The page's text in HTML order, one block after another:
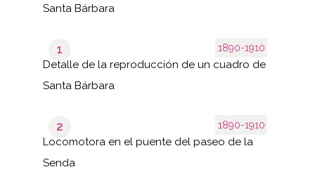
Santa Bárbara
1890-1910
1
Detalle de la reproducción de un cuadro de
Santa Bárbara
1890-1910
2
Locomotora en el puente del paseo de la
Senda